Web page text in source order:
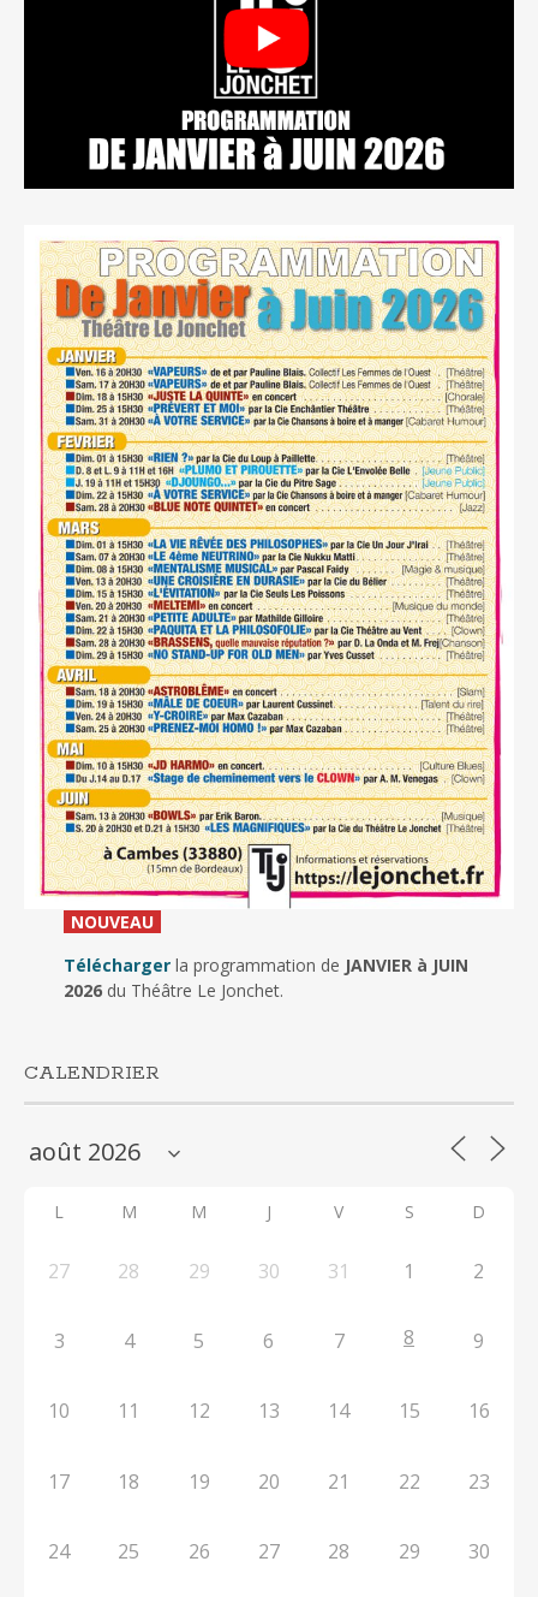
NOUVEAU_
Télécharger la programmation de JANVIER à JUIN
2026du Théâtre Le Jonchet.
CALENDRIER
L M M J V S D
27 28 29 30 31 1 2
3 4 5 6 7 8 9
10 11 12 13 14 15 16
17 18 19 20 21 22 23
24 25 26 27 28 29 30